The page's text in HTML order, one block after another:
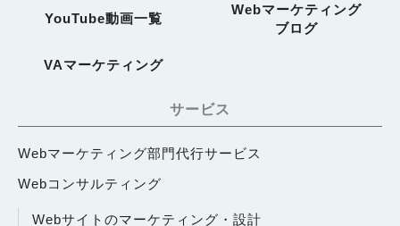
YouTube動画一覧
Webマーケティング
ブログ
VAマーケティング
サービス
Webマーケティング部門代行サービス
Webコンサルティング
Webサイトのマーケティング・設計